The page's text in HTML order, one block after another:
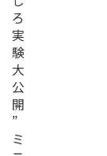
ろ
実
験
大
公
開
”
ミ